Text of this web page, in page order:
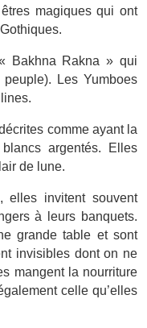
magiques qui ont
Bakhna Rakna » qui
Les Yumboes
comme ayant la
argentés. Elles
de lune.
elles invitent souvent
à leurs banquets.
grande table et sont
invisibles dont on ne
mangent la nourriture
celle qu’elles